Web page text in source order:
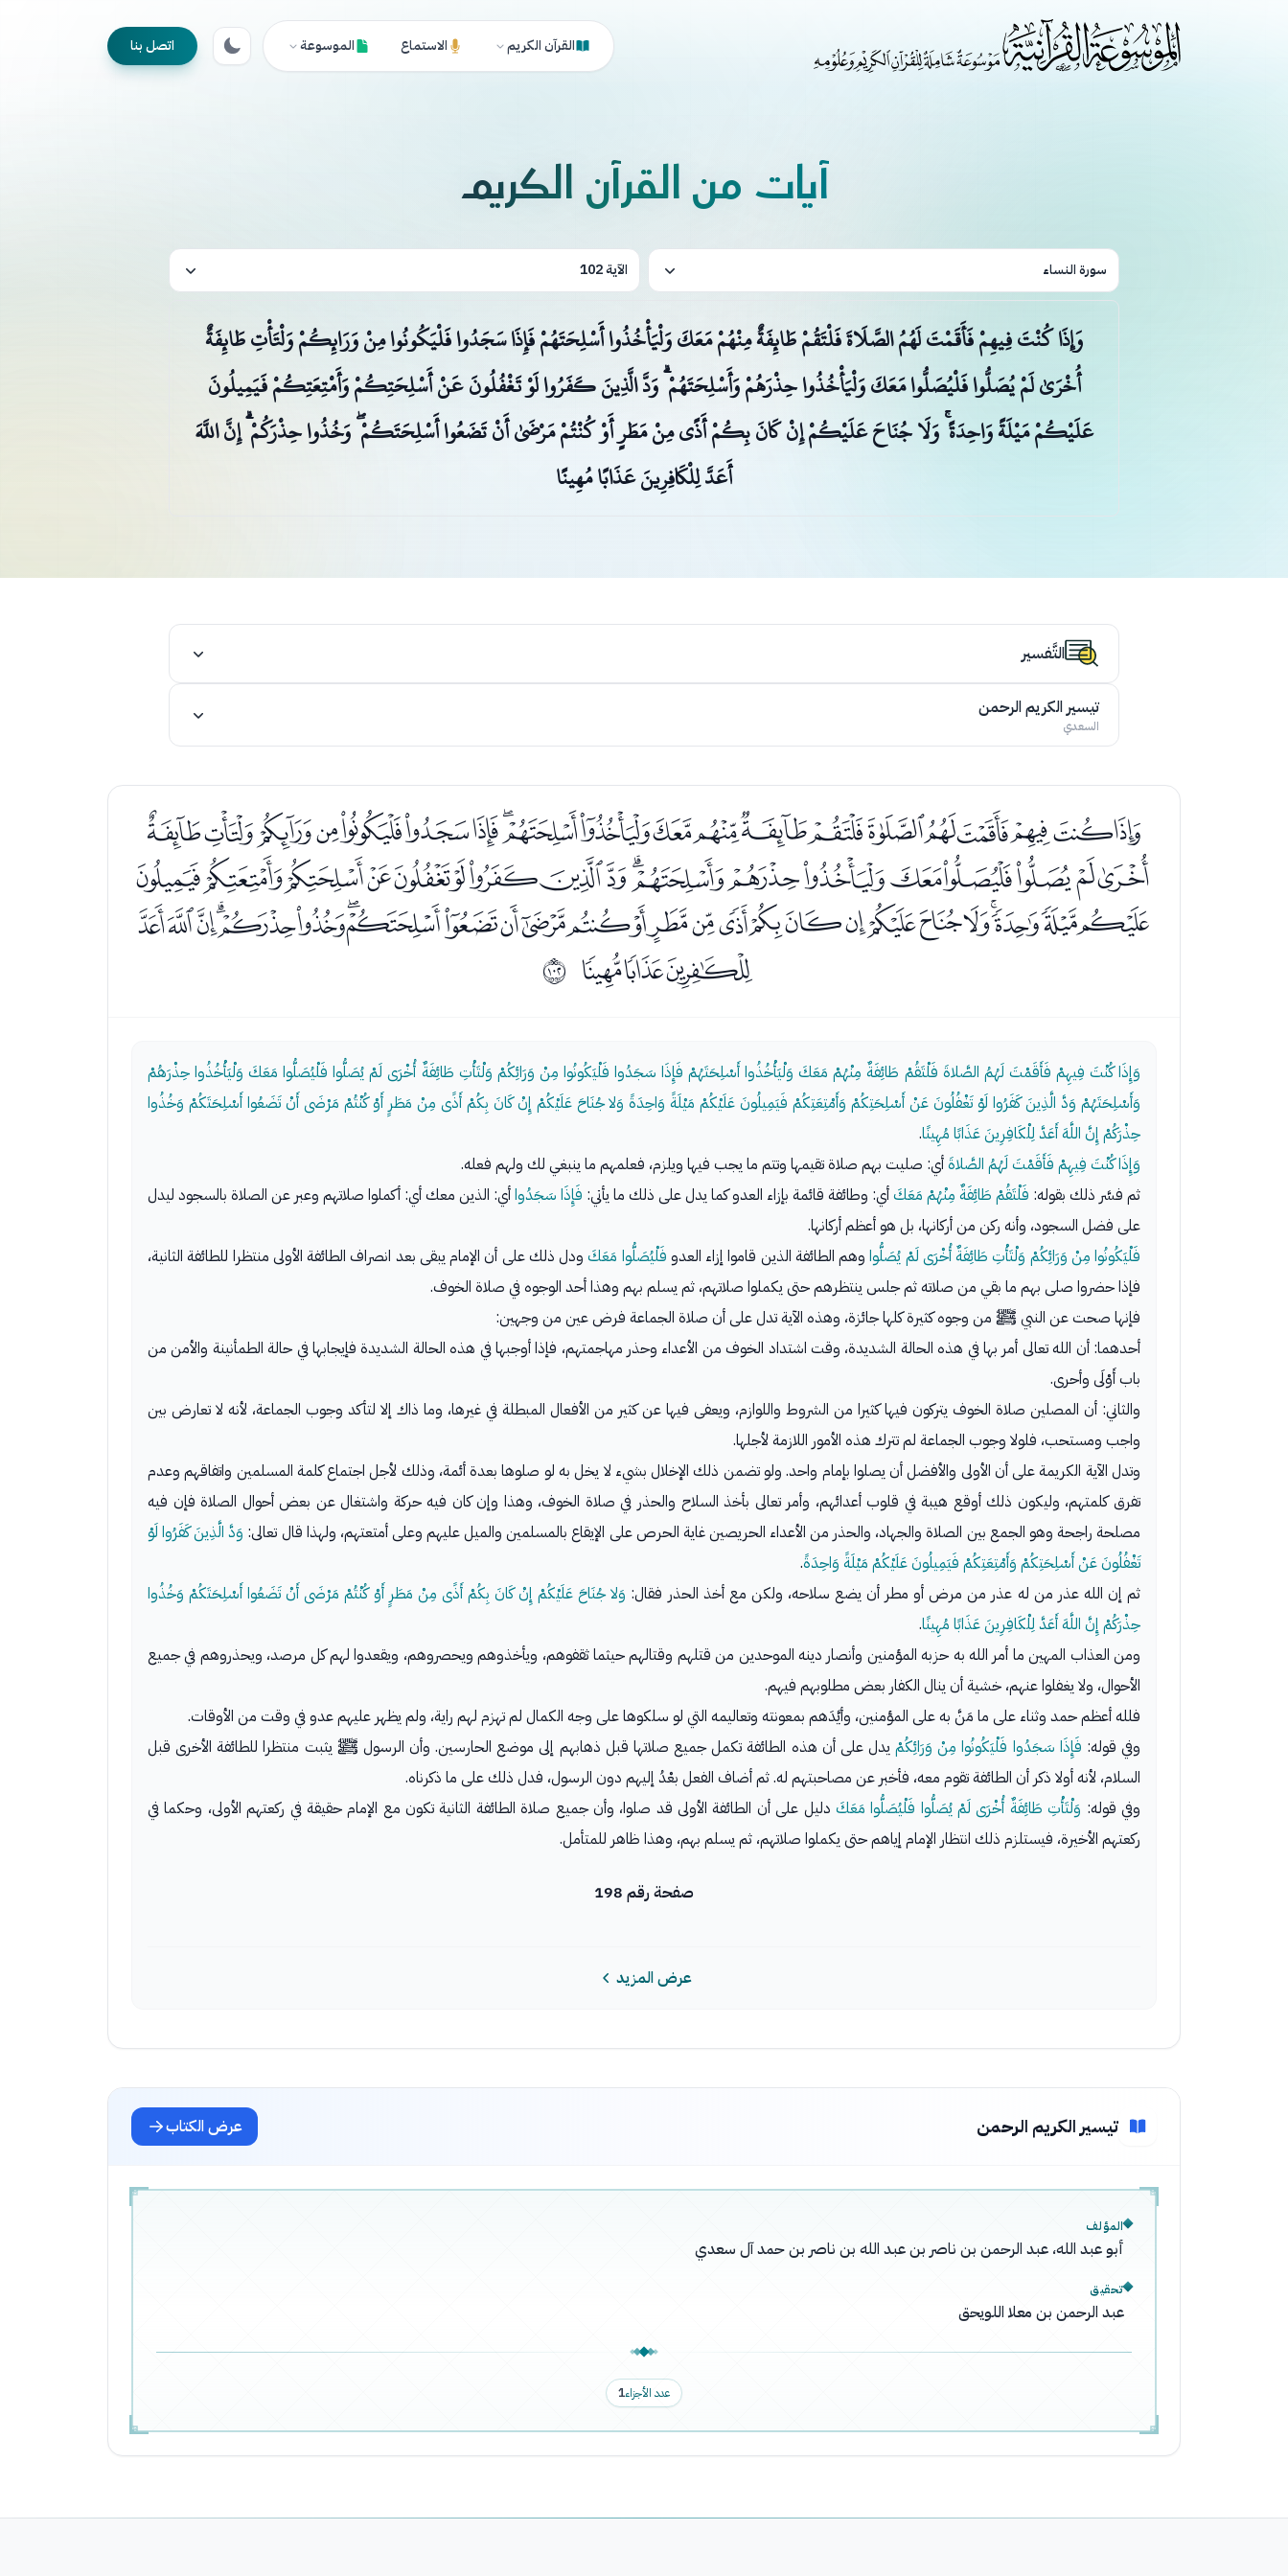
القرآن الكريم الاستماع الموسوعة اتصل بنا
آيات من القرآن الكريم
سورة النساء الآية 102
وَإِذَا كُنْتَ فِيهِمْ فَأَقَمْتَ لَهُمُ الصَّلَاةَ فَلْتَقُمْ طَائِفَةٌ مِنْهُمْ مَعَكَ وَلْيَأْخُذُوا أَسْلِحَتَهُمْ فَإِذَا سَجَدُوا فَلْيَكُونُوا مِنْ وَرَائِكُمْ وَلْتَأْتِ طَائِفَةٌ
أُخْرَىٰ لَمْ يُصَلُّوا فَلْيُصَلُّوا مَعَكَ وَلْيَأْخُذُوا حِذْرَهُمْ وَأَسْلِحَتَهُمْ ۗ وَدَّ الَّذِينَ كَفَرُوا لَوْ تَغْفُلُونَ عَنْ أَسْلِحَتِكُمْ وَأَمْتِعَتِكُمْ فَيَمِيلُونَ
عَلَيْكُمْ مَيْلَةً وَاحِدَةً ۚ وَلَا جُنَاحَ عَلَيْكُمْ إِنْ كَانَ بِكُمْ أَذًى مِنْ مَطَرٍ أَوْ كُنْتُمْ مَرْضَىٰ أَنْ تَضَعُوا أَسْلِحَتَكُمْ ۖ وَخُذُوا حِذْرَكُمْ ۗ إِنَّ اللَّهَ
أَعَدَّ لِلْكَافِرِينَ عَذَابًا مُهِينًا
التَّفسير
تيسير الكريم الرحمن
السعدي
ﭑﭒﭓﭔﭕﭖﭗﭘﭙﭚﭛﭜﭝﭞﭟﭠﭡﭢﭣﭤ
ﭥﭦﭧﭨﭩﭪﭫﭬﭭﭮﭯﭰﭱﭲﭳﭴﭵﭶ
ﭷﭸﭹﭺﭻﭼﭽﭾﭿﮀﮁﮂﮃﮄﮅﮆﮇﮈﮉﮊﮋﮌﮍﮎﮏﮐ
ﮑﮒﮓ ﱥ
وَإِذَا كُنْتَ فِيهِمْ فَأَقَمْتَ لَهُمُ الصَّلاةَ فَلْتَقُمْ طَائِفَةٌ مِنْهُمْ مَعَكَ وَلْيَأْخُذُوا أَسْلِحَتَهُمْ فَإِذَا سَجَدُوا فَلْيَكُونُوا مِنْ وَرَائِكُمْ وَلْتَأْتِ طَائِفَةٌ أُخْرَى لَمْ يُصَلُّوا فَلْيُصَلُّوا مَعَكَ وَلْيَأْخُذُوا حِذْرَهُمْ
وَأَسْلِحَتَهُمْ وَدَّ الَّذِينَ كَفَرُوا لَوْ تَغْفُلُونَ عَنْ أَسْلِحَتِكُمْ وَأَمْتِعَتِكُمْ فَيَمِيلُونَ عَلَيْكُمْ مَيْلَةً وَاحِدَةً وَلا جُنَاحَ عَلَيْكُمْ إِنْ كَانَ بِكُمْ أَذًى مِنْ مَطَرٍ أَوْ كُنْتُمْ مَرْضَى أَنْ تَضَعُوا أَسْلِحَتَكُمْ وَخُذُوا
حِذْرَكُمْ إِنَّ اللَّهَ أَعَدَّ لِلْكَافِرِينَ عَذَابًا مُهِينًا.
وَإِذَا كُنْتَ فِيهِمْ فَأَقَمْتَ لَهُمُ الصَّلاةَأي: صليت بهم صلاة تقيمها وتتم ما يجب فيها ويلزم، فعلمهم ما ينبغي لك ولهم فعله.
ثم فسَّر ذلك بقوله: فَلْتَقُمْ طَائِفَةٌ مِنْهُمْ مَعَكَأي: وطائفة قائمة بإزاء العدو كما يدل على ذلك ما يأتي: فَإِذَا سَجَدُواأي: الذين معك أي: أكملوا صلاتهم وعبر عن الصلاة بالسجود ليدل
على فضل السجود، وأنه ركن من أركانها، بل هو أعظم أركانها.
فَلْيَكُونُوا مِنْ وَرَائِكُمْ وَلْتَأْتِ طَائِفَةٌ أُخْرَى لَمْ يُصَلُّواوهم الطائفة الذين قاموا إزاء العدو فَلْيُصَلُّوا مَعَكَودل ذلك على أن الإمام يبقى بعد انصراف الطائفة الأولى منتظرا للطائفة الثانية،
فإذا حضروا صلى بهم ما بقي من صلاته ثم جلس ينتظرهم حتى يكملوا صلاتهم، ثم يسلم بهم وهذا أحد الوجوه في صلاة الخوف.
فإنها صحت عن النبي ﷺ من وجوه كثيرة كلها جائزة، وهذه الآية تدل على أن صلاة الجماعة فرض عين من وجهين:
أحدهما: أن الله تعالى أمر بها في هذه الحالة الشديدة، وقت اشتداد الخوف من الأعداء وحذر مهاجمتهم، فإذا أوجبها في هذه الحالة الشديدة فإيجابها في حالة الطمأنينة والأمن من
باب أَوْلَى وأحرى.
والثاني: أن المصلين صلاة الخوف يتركون فيها كثيرا من الشروط واللوازم، ويعفى فيها عن كثير من الأفعال المبطلة في غيرها، وما ذاك إلا لتأكد وجوب الجماعة، لأنه لا تعارض بين
واجب ومستحب، فلولا وجوب الجماعة لم تترك هذه الأمور اللازمة لأجلها.
وتدل الآية الكريمة على أن الأولى والأفضل أن يصلوا بإمام واحد. ولو تضمن ذلك الإخلال بشيء لا يخل به لو صلوها بعدة أئمة، وذلك لأجل اجتماع كلمة المسلمين واتفاقهم وعدم
تفرق كلمتهم، وليكون ذلك أوقع هيبة في قلوب أعدائهم، وأمر تعالى بأخذ السلاح والحذر في صلاة الخوف، وهذا وإن كان فيه حركة واشتغال عن بعض أحوال الصلاة فإن فيه
مصلحة راجحة وهو الجمع بين الصلاة والجهاد، والحذر من الأعداء الحريصين غاية الحرص على الإيقاع بالمسلمين والميل عليهم وعلى أمتعتهم، ولهذا قال تعالى: وَدَّ الَّذِينَ كَفَرُوا لَوْ
تَغْفُلُونَ عَنْ أَسْلِحَتِكُمْ وَأَمْتِعَتِكُمْ فَيَمِيلُونَ عَلَيْكُمْ مَيْلَةً وَاحِدَةً.
ثم إن الله عذر من له عذر من مرض أو مطر أن يضع سلاحه، ولكن مع أخذ الحذر فقال: وَلا جُنَاحَ عَلَيْكُمْ إِنْ كَانَ بِكُمْ أَذًى مِنْ مَطَرٍ أَوْ كُنْتُمْ مَرْضَى أَنْ تَضَعُوا أَسْلِحَتَكُمْ وَخُذُوا
حِذْرَكُمْ إِنَّ اللَّهَ أَعَدَّ لِلْكَافِرِينَ عَذَابًا مُهِينًا.
ومن العذاب المهين ما أمر الله به حزبه المؤمنين وأنصار دينه الموحدين من قتلهم وقتالهم حيثما ثقفوهم، ويأخذوهم ويحصروهم، ويقعدوا لهم كل مرصد، ويحذروهم في جميع
الأحوال، ولا يغفلوا عنهم، خشية أن ينال الكفار بعض مطلوبهم فيهم.
فلله أعظم حمد وثناء على ما مَنَّ به على المؤمنين، وأيَّدَهم بمعونته وتعاليمه التي لو سلكوها على وجه الكمال لم تهزم لهم راية، ولم يظهر عليهم عدو في وقت من الأوقات.
وفي قوله: فَإِذَا سَجَدُوا فَلْيَكُونُوا مِنْ وَرَائِكُمْيدل على أن هذه الطائفة تكمل جميع صلاتها قبل ذهابهم إلى موضع الحارسين. وأن الرسول ﷺ يثبت منتظرا للطائفة الأخرى قبل
السلام، لأنه أولا ذكر أن الطائفة تقوم معه، فأخبر عن مصاحبتهم له. ثم أضاف الفعل بعْدُ إليهم دون الرسول، فدل ذلك على ما ذكرناه.
وفي قوله: وَلْتَأْتِ طَائِفَةٌ أُخْرَى لَمْ يُصَلُّوا فَلْيُصَلُّوا مَعَكَ دليل على أن الطائفة الأولى قد صلوا، وأن جميع صلاة الطائفة الثانية تكون مع الإمام حقيقة في ركعتهم الأولى، وحكما في
ركعتهم الأخيرة، فيستلزم ذلك انتظار الإمام إياهم حتى يكملوا صلاتهم، ثم يسلم بهم، وهذا ظاهر للمتأمل.
صفحة رقم 198
عرض المزيد
تيسير الكريم الرحمن عرض الكتاب
المؤلف
أبو عبد الله، عبد الرحمن بن ناصر بن عبد الله بن ناصر بن حمد آل سعدي
تحقيق
عبد الرحمن بن معلا اللويحق
عدد الأجزاء1